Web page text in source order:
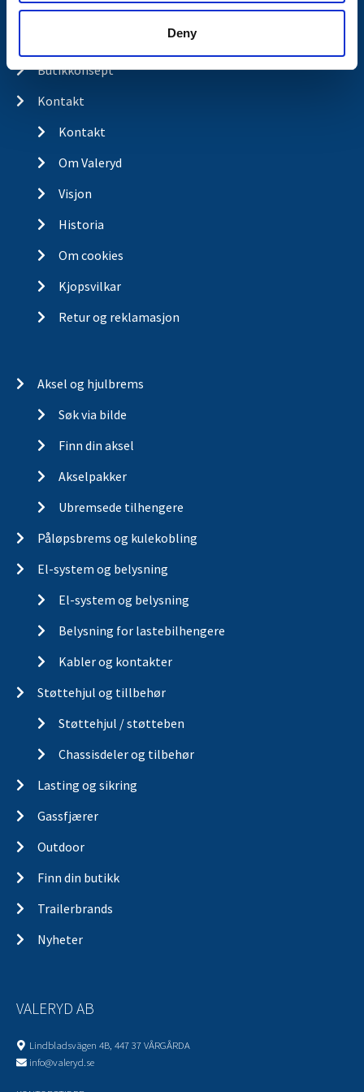
Deny
Produkter
Butikkonsept
Kontakt
Kontakt
Om Valeryd
Visjon
Historia
Om cookies
Kjopsvilkar
Retur og reklamasjon
Aksel og hjulbrems
Søk via bilde
Finn din aksel
Akselpakker
Ubremsede tilhengere
Påløpsbrems og kulekobling
El-system og belysning
El-system og belysning
Belysning for lastebilhengere
Kabler og kontakter
Støttehjul og tillbehør
Støttehjul / støtteben
Chassisdeler og tilbehør
Lasting og sikring
Gassfjærer
Outdoor
Finn din butikk
Trailerbrands
Nyheter
VALERYD AB
Lindbladsvägen 4B, 447 37 VÅRGÅRDA
info@valeryd.se